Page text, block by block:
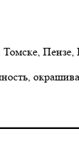
Томске,